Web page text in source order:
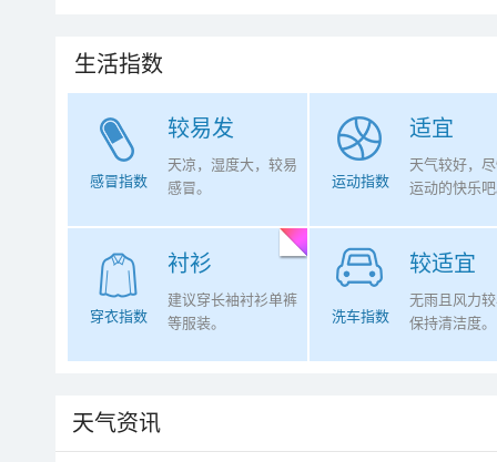
生活指数
较易发
感冒指数
天凉，湿度大，较易
感冒。
适宜
运动指数
天气较好，
运动的快乐
衬衫
穿衣指数
建议穿长袖衬衫单裤
等服装。
较适宜
洗车指数
无雨且风力
保持清洁度。
天气资讯